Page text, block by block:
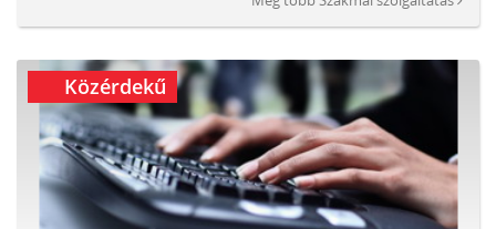
Közérdekű